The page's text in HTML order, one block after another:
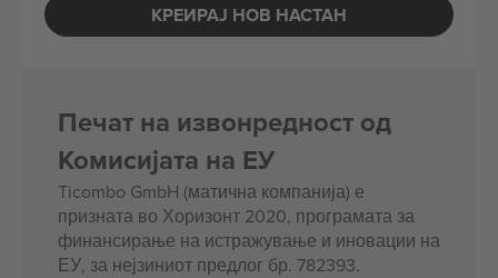
КРЕИРАЈ НОВ НАСТАН
Печат на извонредност од
Комисијата на ЕУ
Ticombo GmbH (матична компанија) е
призната во Хоризонт 2020, програмата за
финансирање на истражување и иновации на
ЕУ, за нејзиниот предлог бр. 782393.